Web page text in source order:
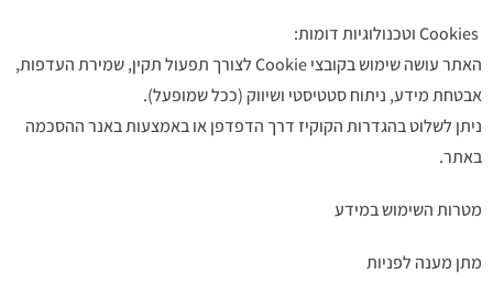
האתר עושה שימוש בקובצי Cookie לצורך תפעול תקין, שמירת העדפות,
אבטחת מידע, ניתוח סטטיסטי ושיווק (ככל שמופעל).
ניתן לשלוט בהגדרות הקוקיז דרך הדפדפן או באמצעות באנר ההסכמה
באתר.
מטרות השימוש במידע
מתן מענה לפניות